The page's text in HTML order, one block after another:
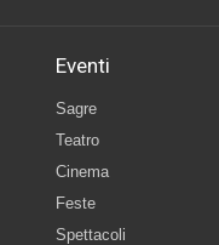
Eventi
Sagre
Teatro
Cinema
Feste
Spettacoli